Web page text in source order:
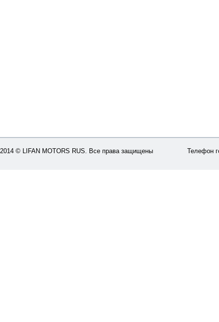
2014 © LIFAN MOTORS RUS. Все права защищены Телефон